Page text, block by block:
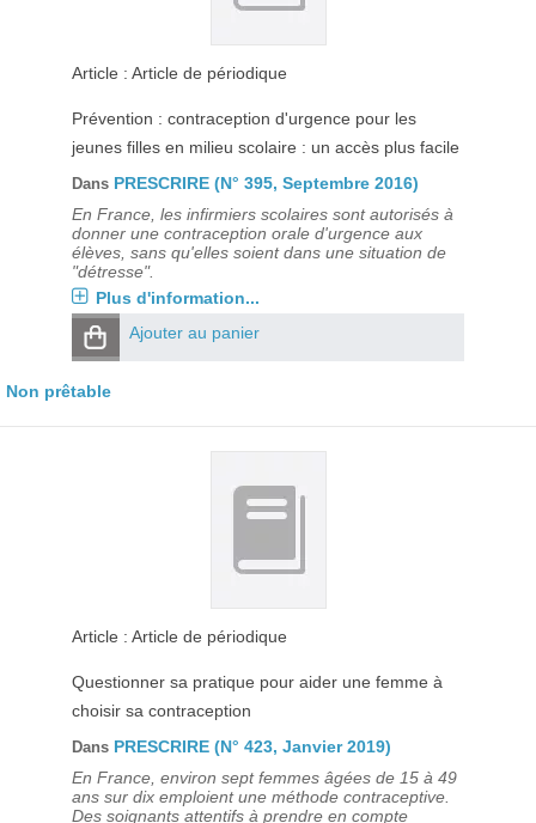
Article : Article de périodique
Prévention : contraception d'urgence pour les
jeunes filles en milieu scolaire : un accès plus facile
Dans PRESCRIRE (N° 395, Septembre 2016)
En France, les infirmiers scolaires sont autorisés à
donner une contraception orale d'urgence aux
élèves, sans qu'elles soient dans une situation de
"détresse".
Plus d'information...
Ajouter au panier
Non prêtable
Article : Article de périodique
Questionner sa pratique pour aider une femme à
choisir sa contraception
Dans PRESCRIRE (N° 423, Janvier 2019)
En France, environ sept femmes âgées de 15 à 49
ans sur dix emploient une méthode contraceptive.
Des soignants attentifs à prendre en compte